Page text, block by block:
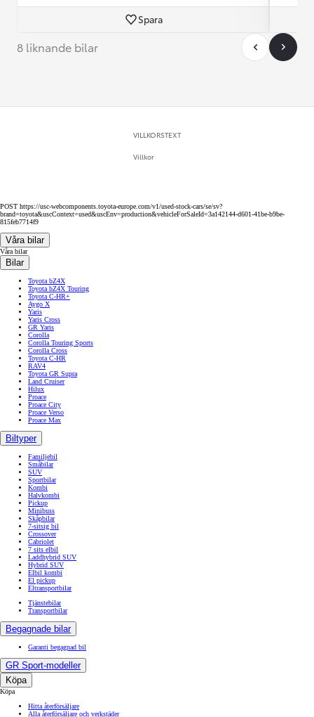
Spara
8 liknande bilar
VILLKORSTEXT
Villkor
POST https://usc-webcomponents.toyota-europe.com/v1/used-stock-cars/se/sv?
brand=toyota&uscContext=used&uscEnv=production&vehicleForSaleId=3a142144-d601-41be-b9be-
815feb7714f9
Våra bilar
Våra bilar
Bilar
Toyota bZ4X
Toyota bZ4X Touring
Toyota C-HR+
Aygo X
Yaris
Yaris Cross
GR Yaris
Corolla
Corolla Touring Sports
Corolla Cross
Toyota C-HR
RAV4
Toyota GR Supra
Land Cruiser
Hilux
Proace
Proace City
Proace Verso
Proace Max
Biltyper
Familjebil
Småbilar
SUV
Sportbilar
Kombi
Halvkombi
Pickup
Minibuss
Skåpbilar
7-sitsig bil
Crossover
Cabriolet
7 sits elbil
Laddhybrid SUV
Hybrid SUV
Elbil kombi
El pickup
Eltransportbilar
Tjänstebilar
Transportbilar
Begagnade bilar
Garanti begagnad bil
GR Sport-modeller
Köpa
Köpa
Hitta återförsäljare
Alla återförsäljare och verkstäder